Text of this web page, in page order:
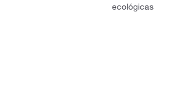
ecológicas